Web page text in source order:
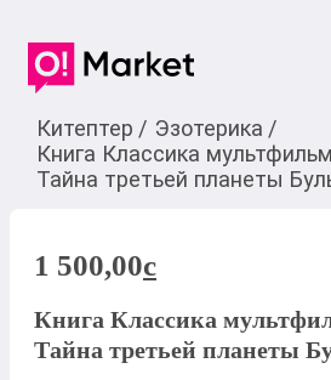
Китептер / Эзотерика /
Книга Классика
Тайна третьей планеты
1 500,00c
Книга Классика
Тайна третьей планеты